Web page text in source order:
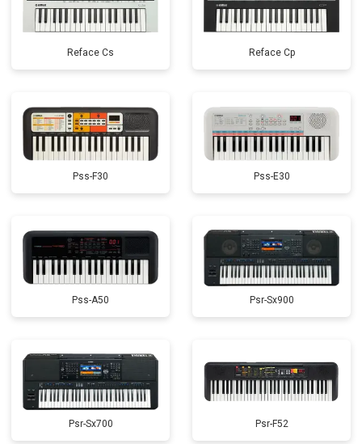
Reface Cs Reface Cp
Pss-F30 Pss-E30
Pss-A50 Psr-Sx900
Psr-Sx700 Psr-F52